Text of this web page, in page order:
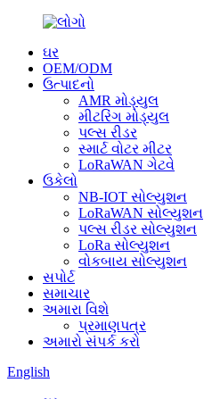
ઘર
OEM/ODM
ઉત્પાદનો
AMR મોડ્યુલ
મીટરિંગ મોડ્યુલ
પલ્સ રીડર
સ્માર્ટ વોટર મીટર
LoRaWAN ગેટવે
ઉકેલો
NB-IOT સોલ્યુશન
LoRaWAN સોલ્યુશન
પલ્સ રીડર સોલ્યુશન
LoRa સોલ્યુશન
વોકબાય સોલ્યુશન
સપોર્ટ
સમાચાર
અમારા વિશે
પ્રમાણપત્ર
અમારો સંપર્ક કરો
English